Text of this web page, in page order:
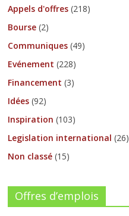
Appels d'offres (218)
Bourse (2)
Communiques (49)
Evénement (228)
Financement (3)
Idées (92)
Inspiration (103)
Legislation international (26)
Non classé (15)
Offres d’emplois